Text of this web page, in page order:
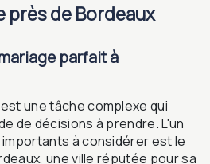
près de Bordeaux
parfait à
une tâche complexe qui
de décisions à prendre. L'un
à considérer est le
une ville réputée pour sa